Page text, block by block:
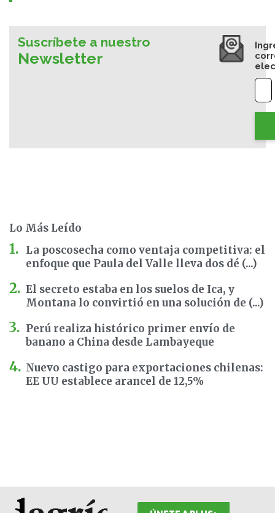
Suscríbete a nuestro
Newsletter
Lo Más Leído
La poscosecha como ventaja competitiva: el
enfoque que Paula del Valle lleva dos dé (...)
El secreto estaba en los suelos de Ica, y
Montana lo convirtió en una solución de (...)
Perú realiza histórico primer envío de
banano a China desde Lambayeque
Nuevo castigo para exportaciones chilenas:
EE UU establece arancel de 12,5%